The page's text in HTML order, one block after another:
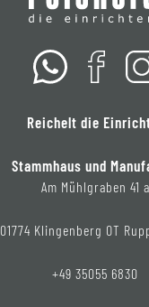
Reichelt die
Stammhaus und
Am Mühlgraben 41 a
01774 Klingenberg OT
+49 35055 6830